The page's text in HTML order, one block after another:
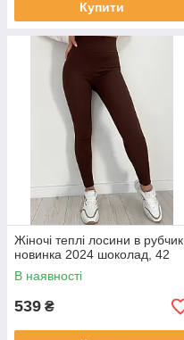
Купити
Жіночі теплі лосини в рубчик
новинка 2024 шоколад, 42
В наявності
539 ₴